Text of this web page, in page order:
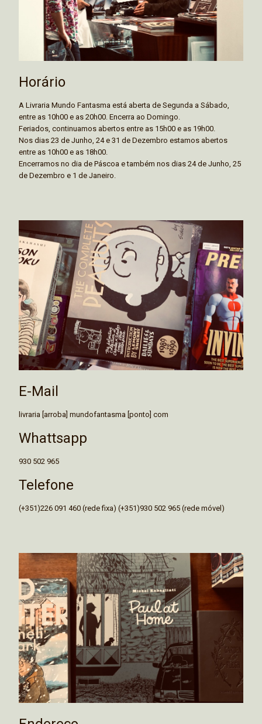
Horário
A Livraria Mundo Fantasma está aberta de Segunda a Sábado,
entre as 10h00 e as 20h00. Encerra ao Domingo.
Feriados, continuamos abertos entre as 15h00 e as 19h00.
Nos dias 23 de Junho, 24 e 31 de Dezembro estamos abertos
entre as 10h00 e as 18h00.
Encerramos no dia de Páscoa e também nos dias 24 de Junho, 25
de Dezembro e 1 de Janeiro.
E-Mail
livraria [arroba] mundofantasma [ponto] com
Whattsapp
930 502 965
Telefone
(+351)226 091 460 (rede fixa) (+351)930 502 965 (rede móvel)